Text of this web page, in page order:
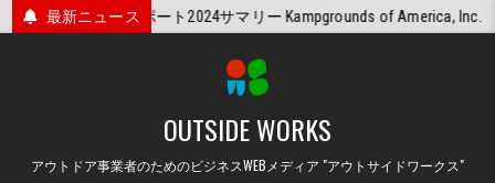
Skip
to
最新ニュース
ト2024サマリー Kampgrounds of America, Inc. 2025/02/24
OUTSIDE WORKS
アウトドア事業者のためのビジネスWEBメディア "アウトサイドワークス"